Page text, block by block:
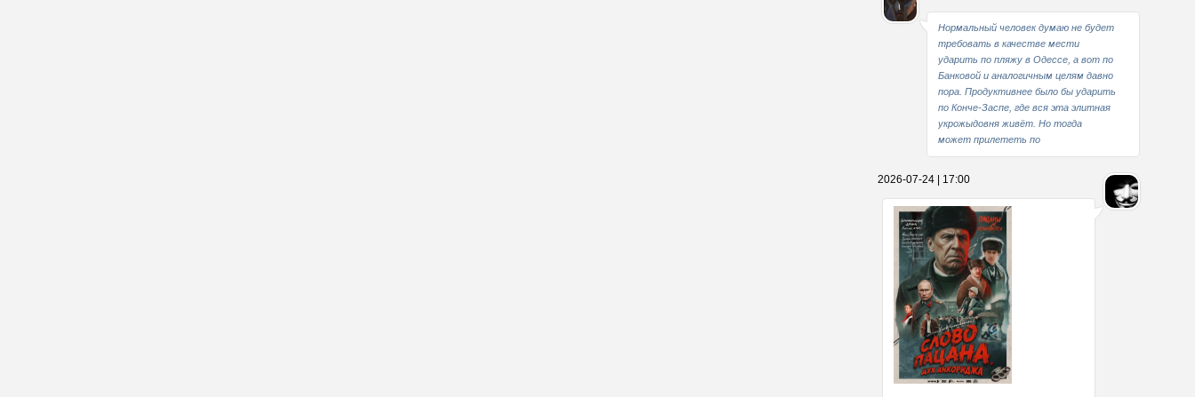
Нормальный человек думаю не будет
требовать в качестве мести
ударить по пляжу в Одессе, а вот по
Банковой и аналогичным целям давно
пора. Продуктивнее было бы ударить
по Конче-Заспе, где вся эта элитная
укрожыдовня живёт. Но тогда
может прилететь по
2026-07-24 | 17:00